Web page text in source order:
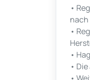
•
nach
•
•
•